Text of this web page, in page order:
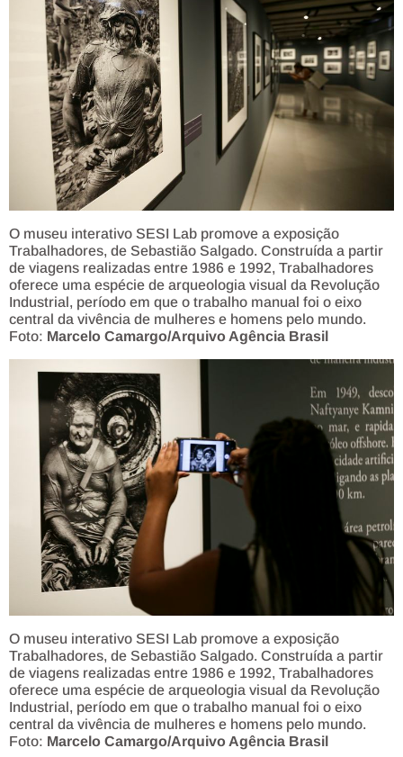
O museu interativo SESI Lab promove a exposição
Trabalhadores, de Sebastião Salgado. Construída a partir
de viagens realizadas entre 1986 e 1992, Trabalhadores
oferece uma espécie de arqueologia visual da Revolução
Industrial, período em que o trabalho manual foi o eixo
central da vivência de mulheres e homens pelo mundo.
Foto: Marcelo Camargo/Arquivo Agência Brasil
O museu interativo SESI Lab promove a exposição
Trabalhadores, de Sebastião Salgado. Construída a partir
de viagens realizadas entre 1986 e 1992, Trabalhadores
oferece uma espécie de arqueologia visual da Revolução
Industrial, período em que o trabalho manual foi o eixo
central da vivência de mulheres e homens pelo mundo.
Foto: Marcelo Camargo/Arquivo Agência Brasil